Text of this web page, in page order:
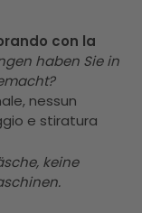
con la
haben Sie in
nessun
e stiratura
keine